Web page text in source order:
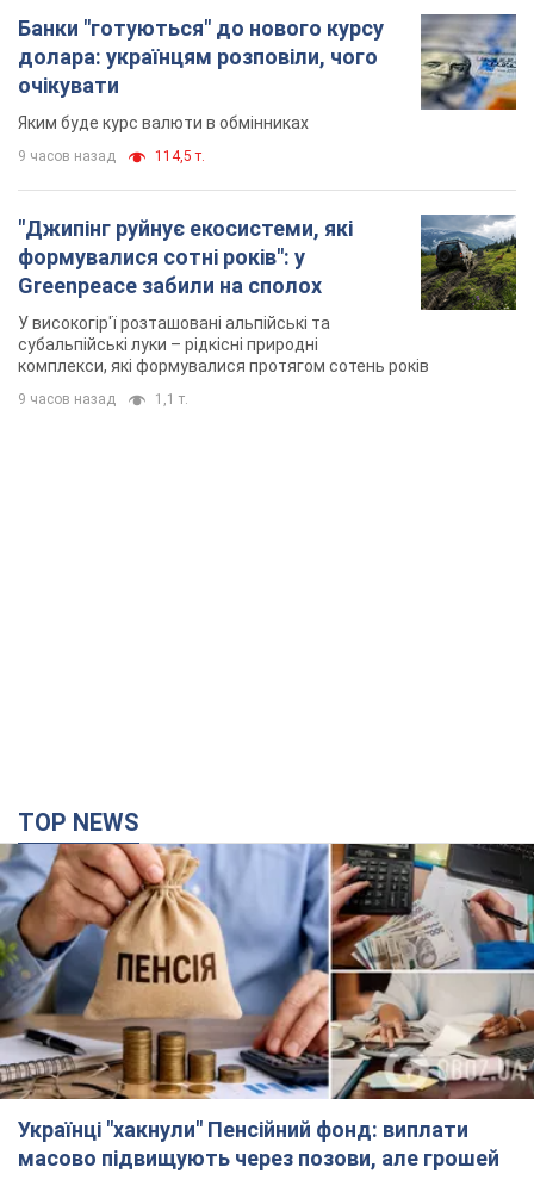
Банки "готуються" до нового курсу
долара: українцям розповіли, чого
очікувати
Яким буде курс валюти в обмінниках
9 часов назад 114,5 т.
"Джипінг руйнує екосистеми, які
формувалися сотні років": у
Greenpeace забили на сполох
У високогір'ї розташовані альпійські та
субальпійські луки – рідкісні природні
комплекси, які формувалися протягом сотень років
9 часов назад 1,1 т.
TOP NEWS
Українці "хакнули" Пенсійний фонд: виплати
масово підвищують через позови, але грошей